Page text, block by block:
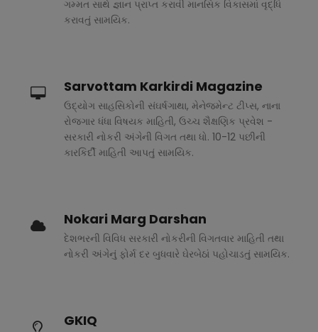
ગમ્મત સાથે જ્ઞાન પ્રાપ્ત કરાવી માનસિક વિકાસમાં વૃદ્ધિ
કરાવતું સામયિક.
Sarvottam Karkirdi Magazine
ઉદ્યોગ સાહસિકોની સંઘર્ષગાથા, મેનેજમેન્ટ ટીપ્સ, નાના
રોજગાર ધંધા વિષયક માહિતી, ઉચ્ચ શૈક્ષણિક પ્રવેશ -
સરકારી નોકરી અંગેની વિગત તથા ધો. 10-12 પછીની
કારકિર્દી માહિતી આપતું સામયિક.
Nokari Marg Darshan
દેશભરની વિવિધ સરકારી નોકરીની વિગતવાર માહિતી તથા
નોકરી અંગેનું ફોર્મ દર બુધવારે ઘેરબેઠાં પહોચાડતું સામયિક.
GKIQ